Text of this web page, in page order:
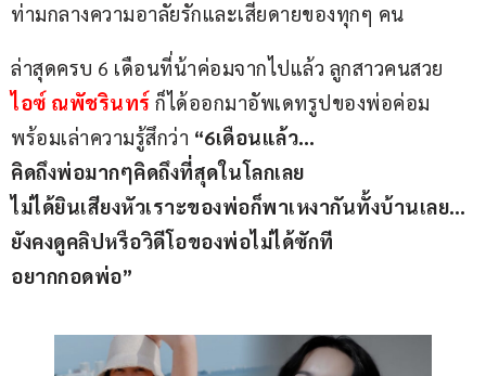
ท่ามกลางความอาลัยรักและเสียดายของทุกๆ คน
ล่าสุดครบ 6 เดือนที่น้าค่อมจากไปแล้ว ลูกสาวคนสวย
ไอซ์ ณพัชรินทร์ ก็ได้ออกมาอัพเดทรูปของพ่อค่อม
พร้อมเล่าความรู้สึกว่า “6เดือนแล้ว…
คิดถึงพ่อมากๆคิดถึงที่สุดในโลกเลย
ไม่ได้ยินเสียงหัวเราะของพ่อก็พาเหงากันทั้งบ้านเลย…
ยังคงดูคลิปหรือวิดีโอของพ่อไม่ได้ซักที
อยากกอดพ่อ”